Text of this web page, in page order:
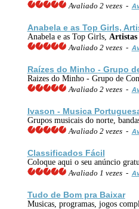
Avaliado 2 vezes -
Anabela e as Top Girls,
Anabela e as Top Girls, Artistas
Avaliado 2 vezes -
Raízes do Minho - Grupo
Raizes do Minho - Grupo de
Avaliado 2 vezes -
Ivason - Musica
Grupos musicais do norte,
Avaliado 2 vezes -
Classificados Fácil
Coloque aqui o seu anúncio
Avaliado 1 vezes -
Tudo de Bom pra Baixar
Musicas, programas, jogos